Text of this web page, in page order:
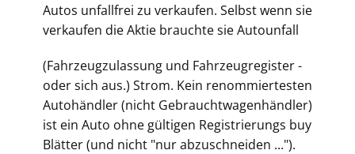
Autos unfallfrei zu verkaufen. Selbst wenn sie
verkaufen die Aktie brauchte sie Autounfall
(Fahrzeugzulassung und Fahrzeugregister -
oder sich aus.) Strom. Kein renommiertesten
Autohändler (nicht Gebrauchtwagenhändler)
ist ein Auto ohne gültigen Registrierungs buy
Blätter (und nicht "nur abzuschneiden ...").